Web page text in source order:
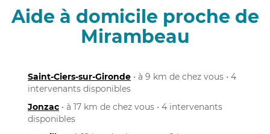
Aide à domicile proche de
Mirambeau
Saint-Ciers-sur-Gironde • à 9 km de chez vous • 4
intervenants disponibles
Jonzac • à 17 km de chez vous • 4 intervenants
disponibles